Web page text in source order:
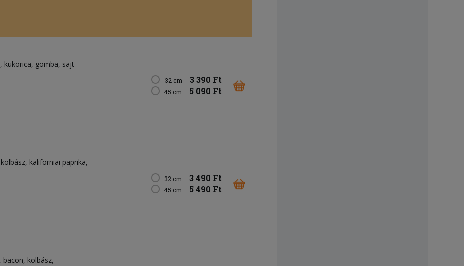
kukorica gomba sajt
32 cm 3 390 Ft
45 cm 5 090 Ft
kolbász kaliforniai paprika
32 cm 3 490 Ft
45 cm 5 490 Ft
bacon kolbász